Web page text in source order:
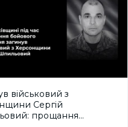
військовий з
Сергій
прощання